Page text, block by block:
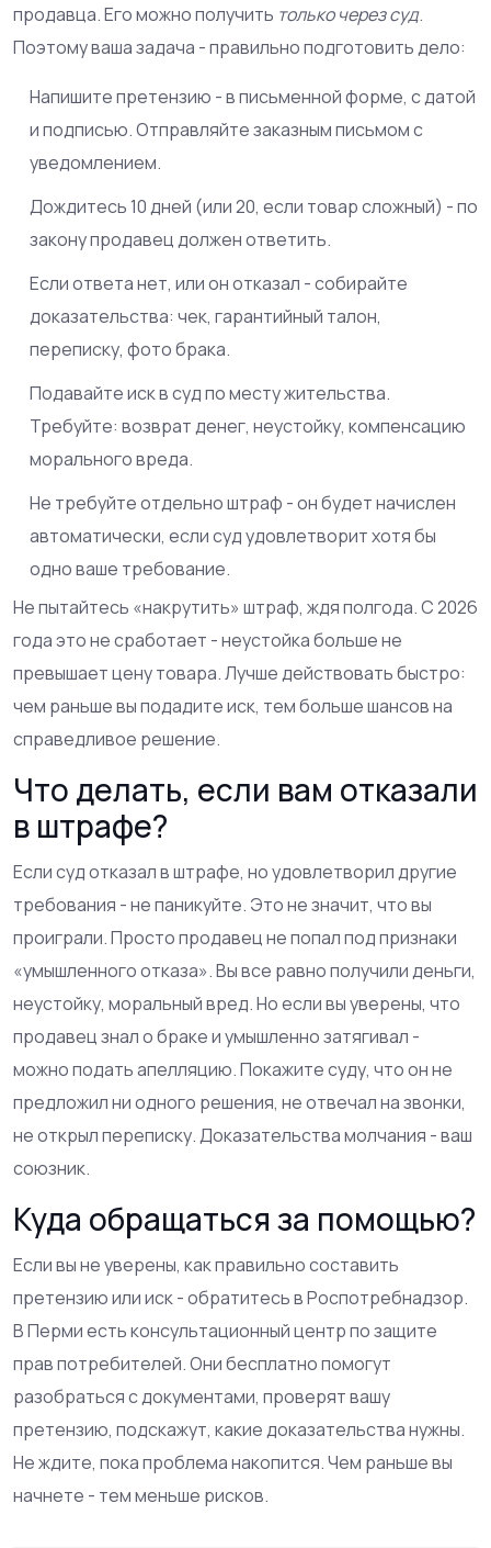
продавца. Его можно получить только через суд.
Поэтому ваша задача - правильно подготовить дело:
Напишите претензию - в письменной форме, с датой
и подписью. Отправляйте заказным письмом с
уведомлением.
Дождитесь 10 дней (или 20, если товар сложный) - по
закону продавец должен ответить.
Если ответа нет, или он отказал - собирайте
доказательства: чек, гарантийный талон,
переписку, фото брака.
Подавайте иск в суд по месту жительства.
Требуйте: возврат денег, неустойку, компенсацию
морального вреда.
Не требуйте отдельно штраф - он будет начислен
автоматически, если суд удовлетворит хотя бы
одно ваше требование.
Не пытайтесь «накрутить» штраф, ждя полгода. С 2026
года это не сработает - неустойка больше не
превышает цену товара. Лучше действовать быстро:
чем раньше вы подадите иск, тем больше шансов на
справедливое решение.
Что делать, если вам отказали
в штрафе?
Если суд отказал в штрафе, но удовлетворил другие
требования - не паникуйте. Это не значит, что вы
проиграли. Просто продавец не попал под признаки
«умышленного отказа». Вы все равно получили деньги,
неустойку, моральный вред. Но если вы уверены, что
продавец знал о браке и умышленно затягивал -
можно подать апелляцию. Покажите суду, что он не
предложил ни одного решения, не отвечал на звонки,
не открыл переписку. Доказательства молчания - ваш
союзник.
Куда обращаться за помощью?
Если вы не уверены, как правильно составить
претензию или иск - обратитесь в Роспотребнадзор.
В Перми есть консультационный центр по защите
прав потребителей. Они бесплатно помогут
разобраться с документами, проверят вашу
претензию, подскажут, какие доказательства нужны.
Не ждите, пока проблема накопится. Чем раньше вы
начнете - тем меньше рисков.